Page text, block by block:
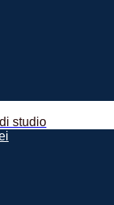
studio